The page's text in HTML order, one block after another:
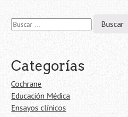
Buscar:
Categorías
Cochrane
Educación Médica
Ensayos clínicos